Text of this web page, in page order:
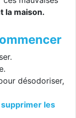
la maison.
désodoriser,
supprimer les